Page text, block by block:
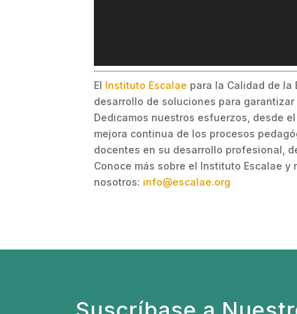
El Instituto Escalae para la Calidad de
desarrollo de soluciones para
Dedicamos nuestros esfuerzos, desde
mejora continua de los procesos
docentes en su desarrollo profesional,
Conoce más sobre el Instituto Escalae y
nosotros: info@escalae.org